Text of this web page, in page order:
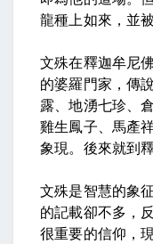
龍種上如來，並
文殊在釋迦牟尼
的婆羅門家 ，傳
露、地湧七珍、
雞生鳳子、馬產
象現 。後來就到
文殊是智慧的象
的記載卻不多，
很重要的信仰，